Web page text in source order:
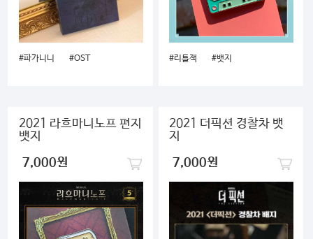
#파가니니 #OST #리틀잭 #뱃지
2021 라흐마니노프 편지
뱃지
7,000원
2021 더픽션 경찰차 뱃
지
7,000원